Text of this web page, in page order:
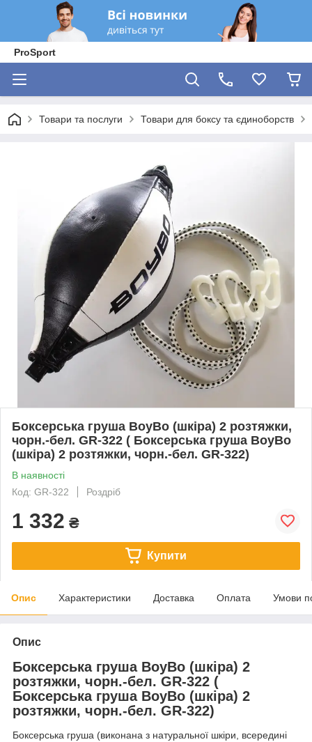
ProSport
Товари та послуги Товари для боксу та єдиноборств
Боксерська груша BoyBo (шкіра) 2 розтяжки,
чорн.-бел. GR-322 ( Боксерська груша BoyBo
(шкіра) 2 розтяжки, чорн.-бел. GR-322)
В наявності
Код: GR-322
Роздріб
1 332 ₴
Купити
Опис Характеристики Доставка Оплата Умови
Опис
Боксерська груша BoyBo (шкіра) 2
розтяжки, чорн.-бел. GR-322 (
Боксерська груша BoyBo (шкіра) 2
розтяжки, чорн.-бел. GR-322)
Боксерська груша (виконана з натуральної шкіри, всередині